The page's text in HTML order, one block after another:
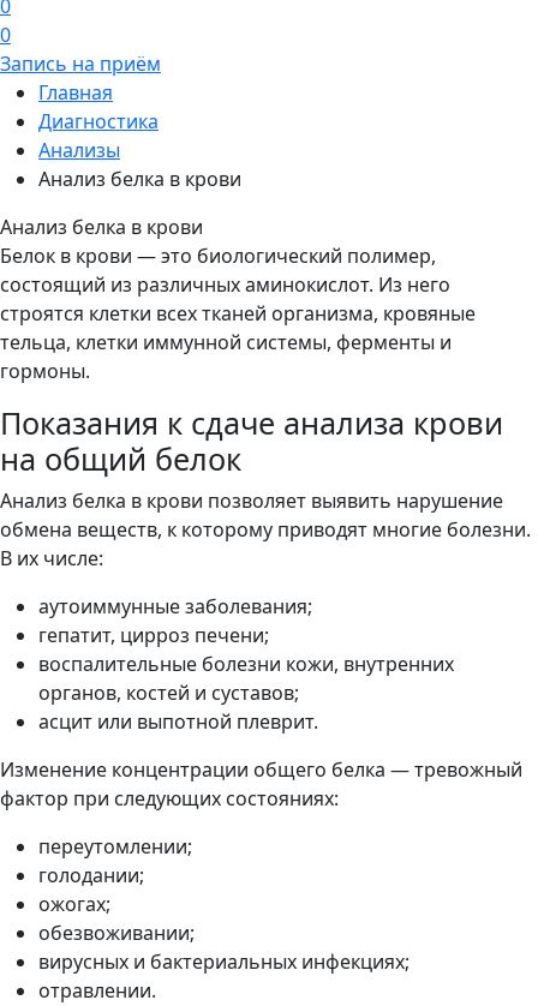
0
0
Запись на приём
Главная
Диагностика
Анализы
Анализ белка в крови
Анализ белка в крови
Белок в крови — это биологический полимер,
состоящий из различных аминокислот. Из него
строятся клетки всех тканей организма, кровяные
тельца, клетки иммунной системы, ферменты и
гормоны.
Показания к сдаче анализа крови
на общий белок
Анализ белка в крови позволяет выявить нарушение
обмена веществ, к которому приводят многие болезни.
В их числе:
аутоиммунные заболевания;
гепатит, цирроз печени;
воспалительные болезни кожи, внутренних
органов, костей и суставов;
асцит или выпотной плеврит.
Изменение концентрации общего белка — тревожный
фактор при следующих состояниях:
переутомлении;
голодании;
ожогах;
обезвоживании;
вирусных и бактериальных инфекциях;
отравлении.